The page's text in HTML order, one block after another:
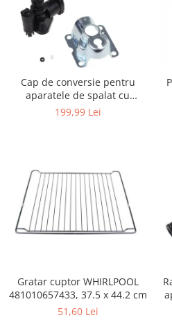
Igiena si ingrijire
Jucarii si Jocuri
Maternitate
Petshop
Accesorii animale de companie
Acvaristica
Castroane si adapatori animale
companie
Zgarzi, lese si hamuri
PC, Periferice & Software
Componente PC
Consumabile
Periferice PC
Retelistica & Supraveghere
Cap de conversie pentru
aparatele de spalat cu
presiune KARCHER K
199,99 Lei
Gratar cuptor WHIRLPOOL
481010657433, 37.5 x 44.2 cm
51,60 Lei